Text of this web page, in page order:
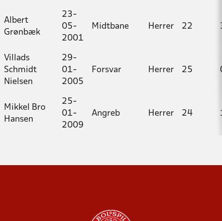
Albert
Grønbæk
23-
05-
2001
Midtbane Herrer 22
Villads
Schmidt
Nielsen
29-
01-
2005
Forsvar Herrer 25
Mikkel Bro
Hansen
25-
01-
2009
Angreb Herrer 24